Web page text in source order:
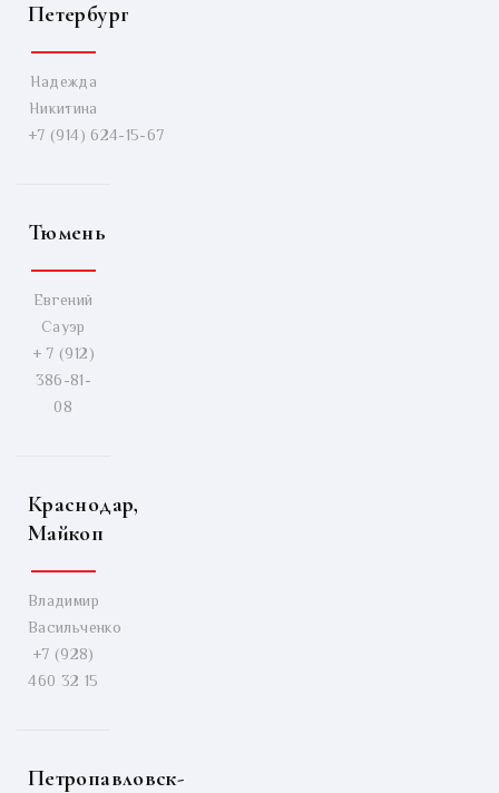
Петербург
Надежда
Никитина
+7 (914) 624-15-67
Тюмень
Евгений
Сауэр
+ 7 (912)
386-81-
08
Краснодар,
Майкоп
Владимир
Васильченко
+7 (928)
460 32 15
Петропавловск-